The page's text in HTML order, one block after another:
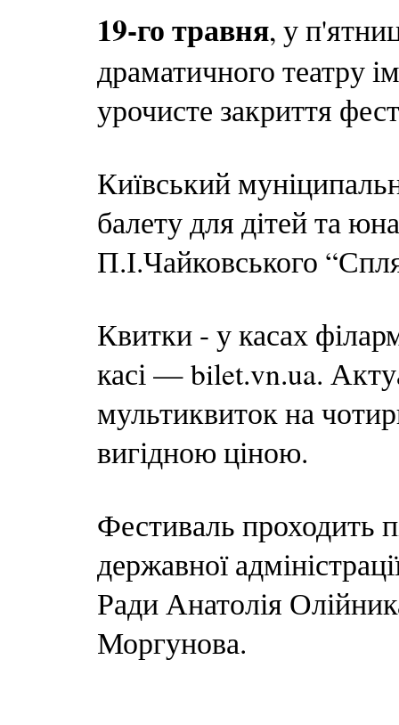
19-го травня, у
драматичного театру
урочисте закриття
Київський
балету для дітей та
П.І.Чайковського
Квитки - у касах
касі — bilet.vn.ua.
мультиквиток на
вигідною ціною.
Фестиваль проходить
державної
Ради Анатолія
Моргунова.